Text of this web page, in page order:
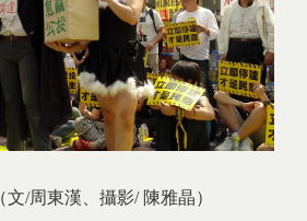
（文/周東漢、攝影/ 陳雅晶）